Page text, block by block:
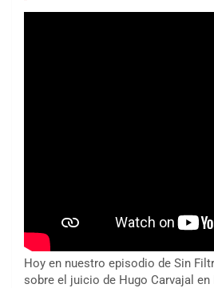
Hoy en nuestro episodio de Sin
sobre el juicio de Hugo Carvajal en